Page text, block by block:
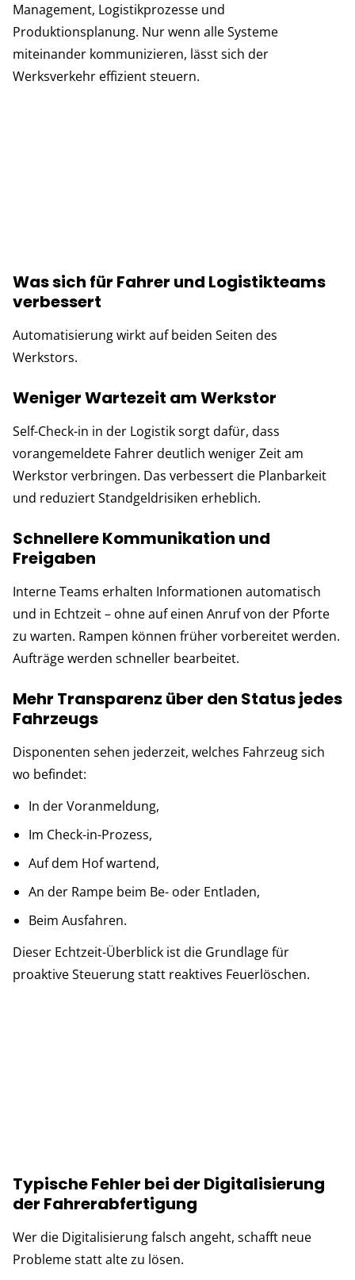
Management, Logistikprozesse und
Produktionsplanung. Nur wenn alle Systeme
miteinander kommunizieren, lässt sich der
Werksverkehr effizient steuern.
Was sich für Fahrer und Logistikteams
verbessert
Automatisierung wirkt auf beiden Seiten des
Werkstors.
Weniger Wartezeit am Werkstor
Self-Check-in in der Logistik sorgt dafür, dass
vorangemeldete Fahrer deutlich weniger Zeit am
Werkstor verbringen. Das verbessert die Planbarkeit
und reduziert Standgeldrisiken erheblich.
Schnellere Kommunikation und
Freigaben
Interne Teams erhalten Informationen automatisch
und in Echtzeit – ohne auf einen Anruf von der Pforte
zu warten. Rampen können früher vorbereitet werden.
Aufträge werden schneller bearbeitet.
Mehr Transparenz über den Status jedes
Fahrzeugs
Disponenten sehen jederzeit, welches Fahrzeug sich
wo befindet:
In der Voranmeldung,
Im Check-in-Prozess,
Auf dem Hof wartend,
An der Rampe beim Be- oder Entladen,
Beim Ausfahren.
Dieser Echtzeit-Überblick ist die Grundlage für
proaktive Steuerung statt reaktives Feuerlöschen.
Typische Fehler bei der Digitalisierung
der Fahrerabfertigung
Wer die Digitalisierung falsch angeht, schafft neue
Probleme statt alte zu lösen.